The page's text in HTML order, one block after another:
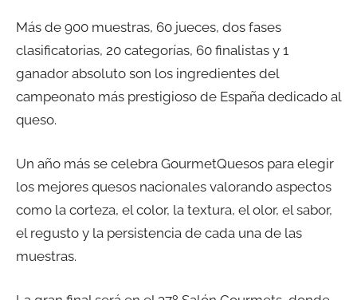
Más de 900 muestras, 60 jueces, dos fases
clasificatorias, 20 categorías, 60 finalistas y 1
ganador absoluto son los ingredientes del
campeonato más prestigioso de España dedicado al
queso.
Un año más se celebra GourmetQuesos para elegir
los mejores quesos nacionales valorando aspectos
como la corteza, el color, la textura, el olor, el sabor,
el regusto y la persistencia de cada una de las
muestras.